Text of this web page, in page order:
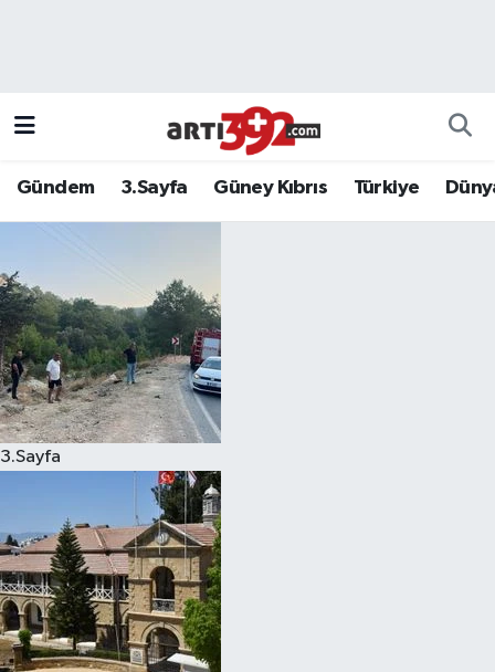
Gündem 3.Sayfa Güney Kıbrıs Türkiye
3.Sayfa